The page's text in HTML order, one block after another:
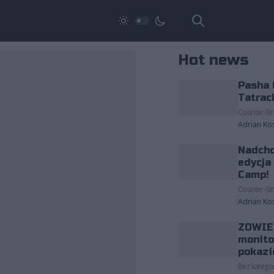
Hot news
Pasha
Counter-
Adrian
edycja
Camp!
Counter-
Adrian
Bez